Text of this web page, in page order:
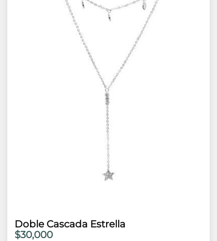
Doble Cascada Estrella
$30,000